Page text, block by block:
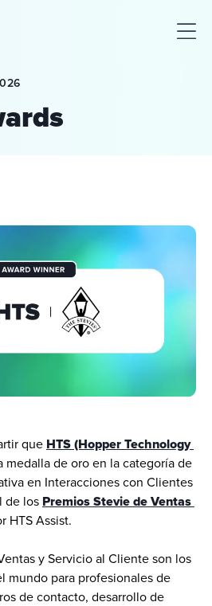
que HTS (Hopper Technology
medalla de oro en la categoría de
en Interacciones con Clientes
de los Premios Stevie de Ventas
HTS Assist.
y Servicio al Cliente son los
mundo para profesionales de
de contacto, desarrollo de